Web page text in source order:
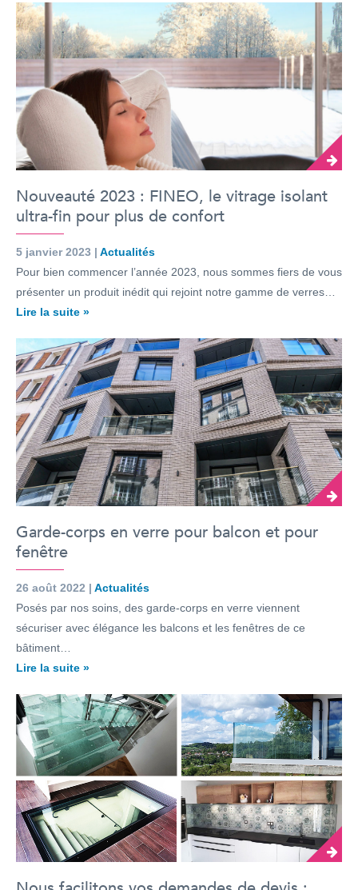
Nouveauté 2023 : FINEO, le vitrage isolant
ultra-fin pour plus de confort
5 janvier 2023 | Actualités
Pour bien commencer l’année 2023, nous sommes fiers de vous
présenter un produit inédit qui rejoint notre gamme de verres…
Lire la suite »
Garde-corps en verre pour balcon et pour
fenêtre
26 août 2022 | Actualités
Posés par nos soins, des garde-corps en verre viennent
sécuriser avec élégance les balcons et les fenêtres de ce
bâtiment…
Lire la suite »